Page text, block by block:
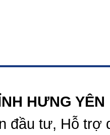
HƯNG YÊN
đầu tư, Hỗ trợ